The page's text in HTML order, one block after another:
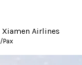
Xiamen Airlines
/Pax